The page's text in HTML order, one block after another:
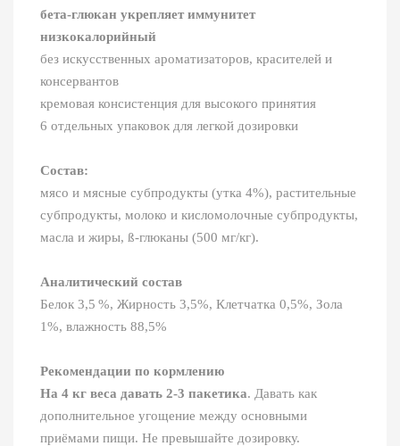
бета-глюкан укрепляет иммунитет
низкокалорийный
без искусственных ароматизаторов, красителей и
консервантов
кремовая консистенция для высокого принятия
6 отдельных упаковок для легкой дозировки
Состав:
мясо и мясные субпродукты (утка 4%), растительные
субпродукты, молоко и кисломолочные субпродукты,
масла и жиры, ß-глюканы (500 мг/кг).
Аналитический состав
Белок 3,5 %, Жирность 3,5%, Клетчатка 0,5%, Зола
1%, влажность 88,5%
Рекомендации по кормлению
На 4 кг веса давать 2-3 пакетика. Давать как
дополнительное угощение между основными
приёмами пищи. Не превышайте дозировку.